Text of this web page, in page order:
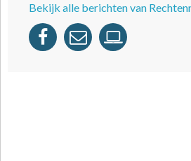
Bekijk alle berichten van